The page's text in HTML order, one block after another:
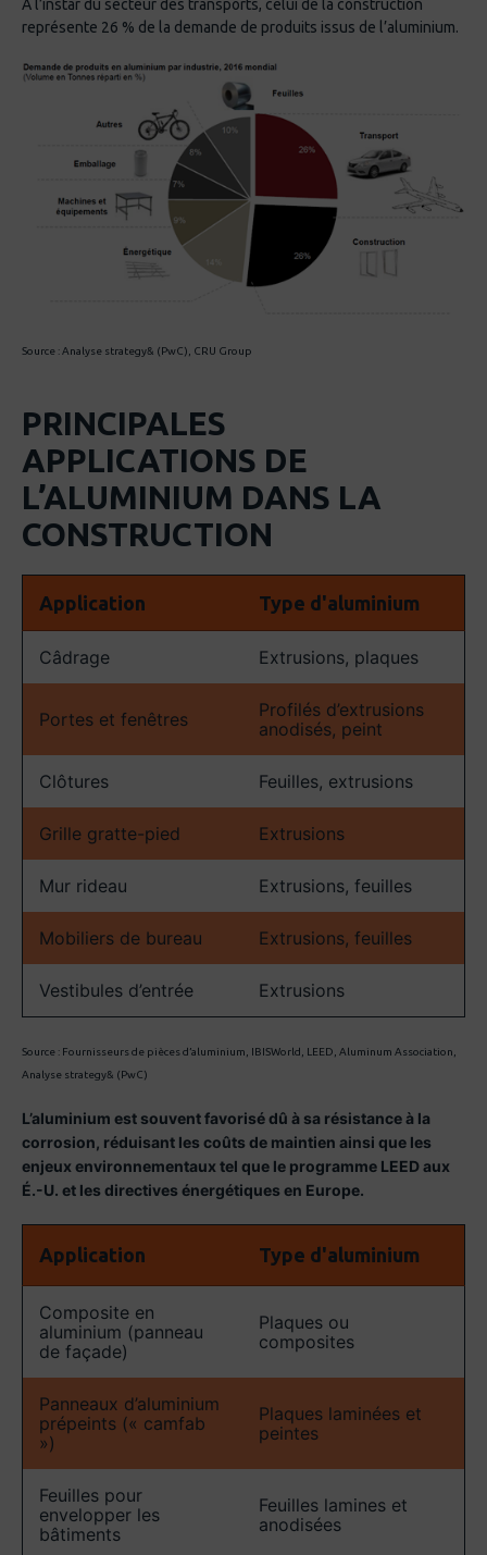
À l’instar du secteur des transports, celui de la construction
représente 26 % de la demande de produits issus de l’aluminium.
Source : Analyse strategy& (PwC), CRU Group
PRINCIPALES
APPLICATIONS DE
L’ALUMINIUM DANS LA
CONSTRUCTION
Application Type d'aluminium
Câdrage Extrusions, plaques
Portes et fenêtres
Profilés d’extrusions
anodisés, peint
Clôtures Feuilles, extrusions
Grille gratte-pied Extrusions
Mur rideau Extrusions, feuilles
Mobiliers de bureau Extrusions, feuilles
Vestibules d’entrée Extrusions
Source : Fournisseurs de pièces d’aluminium, IBISWorld, LEED, Aluminum Association,
Analyse strategy& (PwC)
L’aluminium est souvent favorisé dû à sa résistance à la
corrosion, réduisant les coûts de maintien ainsi que les
enjeux environnementaux tel que le programme LEED aux
É.-U. et les directives énergétiques en Europe.
Application Type d'aluminium
Composite en
aluminium (panneau
de façade)
Plaques ou
composites
Panneaux d’aluminium
prépeints (« camfab
»)
Plaques laminées et
peintes
Feuilles pour
envelopper les
bâtiments
Feuilles lamines et
anodisées